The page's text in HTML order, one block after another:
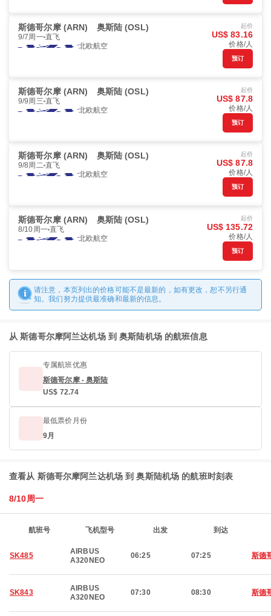
斯德哥尔摩 (ARN) 奥斯陆 (OSL)
9/7周一 直飞
北欧航空
起价
US$ 83.16
价格/人
预订
斯德哥尔摩 (ARN) 奥斯陆 (OSL)
9/9周三 直飞
北欧航空
起价
US$ 87.8
价格/人
预订
斯德哥尔摩 (ARN) 奥斯陆 (OSL)
9/8周二 直飞
北欧航空
起价
US$ 87.8
价格/人
预订
斯德哥尔摩 (ARN) 奥斯陆 (OSL)
8/10周一 直飞
北欧航空
起价
US$ 135.72
价格/人
预订
请注意，本页列出的价格可能不是最新的，如有更改，恕不另行通
知。我们努力提供最准确和最新的信息。
从 斯德哥尔摩阿兰达机场 到 奥斯陆机场 的航班信息
专属航班优惠
斯德哥尔摩 - 奥斯陆
US$ 72.74
最低票价月份
9月
查看从 斯德哥尔摩阿兰达机场 到 奥斯陆机场 的航班时刻表
8/10周一
航班号 飞机型号 出发 到达
SK485
AIRBUS
A320NEO
06:25 07:25 斯德
SK843
AIRBUS
A320NEO
07:30 08:30 斯德